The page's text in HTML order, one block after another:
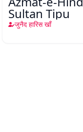
Sultan Tipu
जुनैद हारिस खाँ